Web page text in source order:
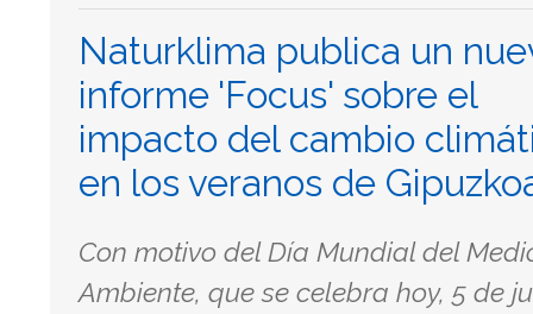
Naturklima publica un
informe 'Focus' sobre el
impacto del cambio
en los veranos de
Con motivo del Día Mundial del
Ambiente, que se celebra hoy, 5 de